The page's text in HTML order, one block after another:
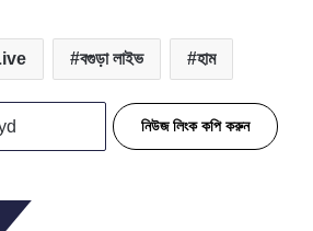
বগুড়া লাইভ হাম
নিউজ লিংক কপি করুন